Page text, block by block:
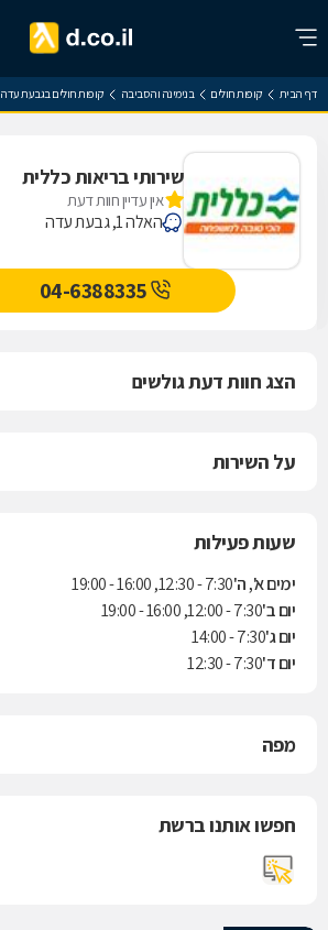
דף הבית קופות חולים בנימינה והסביבה קופות חולים בגבעת עדה
שירותי בריאות כללית
אין עדיין חוות דעת
האלה 1, גבעת עדה
04-6388335
הצג חוות דעת גולשים
על השירות
שעות פעילות
ימים א', ה'7:30 - 12:30, 16:00 - 19:00
יום ב'7:30 - 12:00, 16:00 - 19:00
יום ג'7:30 - 14:00
יום ד'7:30 - 12:30
מפה
חפשו אותנו ברשת